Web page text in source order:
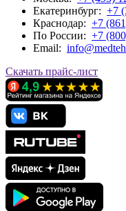
Екатеринбург: +7
Краснодар: +7
По Росcии: +7
Email:
Скачать прайс-лист